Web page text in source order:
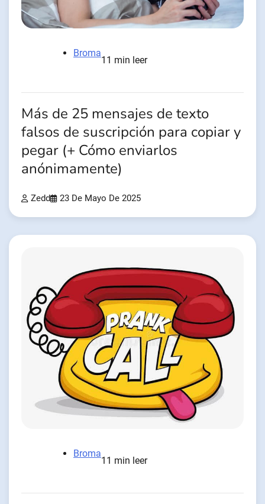
Broma
11 min leer
Más de 25 mensajes de texto
falsos de suscripción para copiar y
pegar (+ Cómo enviarlos
anónimamente)
Zedd 23 De Mayo De 2025
Broma
11 min leer